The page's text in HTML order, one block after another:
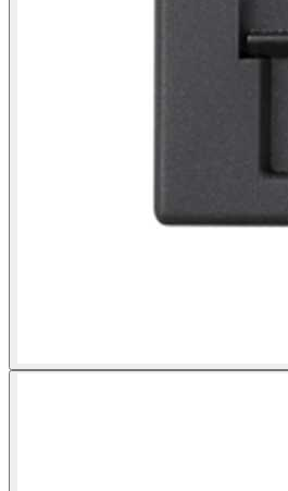
Plaque voix et données avec cache
connecteurs RJ45, compatible avec